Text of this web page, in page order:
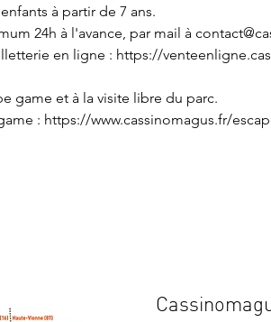
à partir de 7 ans.
24h à l'avance, par mail à
en ligne : https://
game et à la visite libre du parc.
: https://www.cassinomagus.fr/